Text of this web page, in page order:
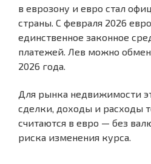
в еврозону и евро стал
страны. С февраля 2026
единственное законное
платежей. Лев можно
2026 года.
Для рынка недвижимости
сделки, доходы и расходы
считаются в евро — без
риска изменения курса.